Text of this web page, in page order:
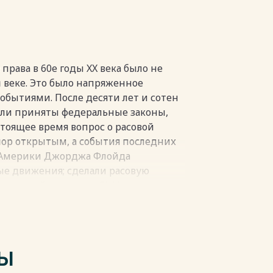
в 60е годы XX века было не
Это было напряженное
После десяти лет и сотен
приняты федеральные законы,
время вопрос о расовой
открытым, а события последних
Джорджа Флойда
движения; сделали расовую
в русскоязычном пространстве